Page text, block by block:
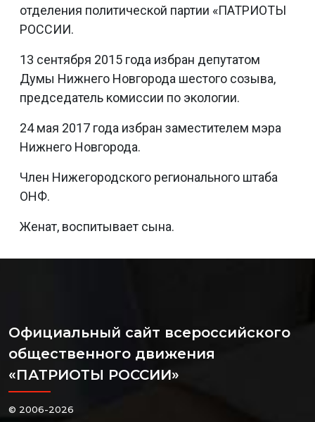
отделения политической партии «ПАТРИОТЫ
РОССИИ.
13 сентября 2015 года избран депутатом
Думы Нижнего Новгорода шестого созыва,
председатель комиссии по экологии.
24 мая 2017 года избран заместителем мэра
Нижнего Новгорода.
Член Нижегородского регионального штаба
ОНФ.
Женат, воспитывает сына.
Официальный сайт всероссийского
общественного движения
«ПАТРИОТЫ РОССИИ»
© 2006-2026